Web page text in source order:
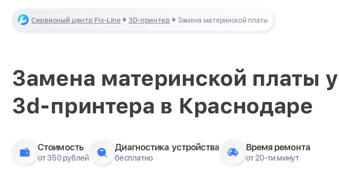
Сервисный центр Fix-Line 3D-принтер Замена материнской платы
Замена материнской платы у
3d-принтера в Краснодаре
Стоимость
от 350 рублей
Диагностика устройства
бесплатно
Время ремонта
от 20-ти минут